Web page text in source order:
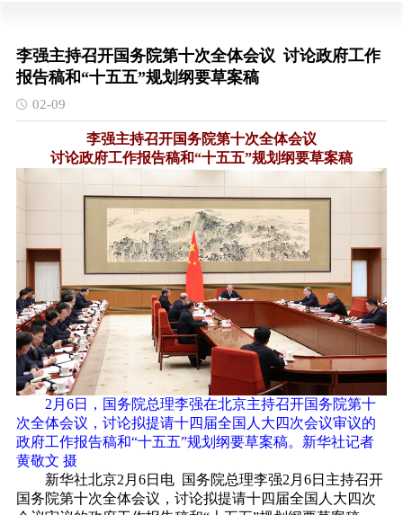
李强主持召开国务院第十次全体会议 讨论政府工作
报告稿和“十五五”规划纲要草案稿
02-09
李强主持召开国务院第十次全体会议
讨论政府工作报告稿和“十五五”规划纲要草案稿
2月6日，国务院总理李强在北京主持召开国务院第十
次全体会议，讨论拟提请十四届全国人大四次会议审议的
政府工作报告稿和“十五五”规划纲要草案稿。 新华社记者
黄敬文 摄
新华社北京2月6日电 国务院总理李强2月6日主持召开
国务院第十次全体会议，讨论拟提请十四届全国人大四次